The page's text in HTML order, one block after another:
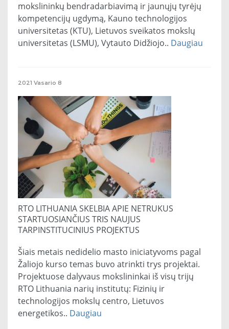
mokslininkų bendradarbiavimą ir jaunųjų tyrėjų
kompetencijų ugdymą, Kauno technologijos
universitetas (KTU), Lietuvos sveikatos mokslų
universitetas (LSMU), Vytauto Didžiojo.. Daugiau
2021 Vasario 8
RTO LITHUANIA SKELBIA APIE NETRUKUS
STARTUOSIANČIUS TRIS NAUJUS
TARPINSTITUCINIUS PROJEKTUS
Šiais metais nedidelio masto iniciatyvoms pagal
Žaliojo kurso temas buvo atrinkti trys projektai.
Projektuose dalyvaus mokslininkai iš visų trijų
RTO Lithuania narių institutų: Fizinių ir
technologijos mokslų centro, Lietuvos
energetikos.. Daugiau